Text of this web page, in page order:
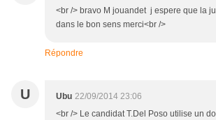
<br /> bravo M jouandet j espere que la
dans le bon sens merci<br />
Répondre
U Ubu 22/09/2014 23:06
<br /> Le candidat T.Del Poso utilise un